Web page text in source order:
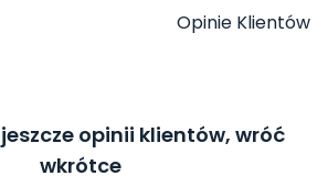
Opinie Klientów
opinii klientów, wróć
wkrótce